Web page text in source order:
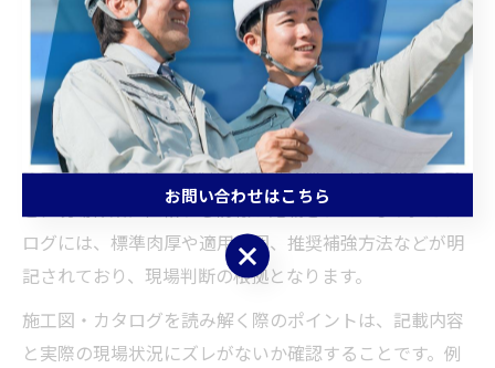
施工図・カタログから読み取る薄肉ダクト工事指針
薄肉ダクト工事を成功させるためには、施工図やメーカ
ーのカタログから正確な仕様・工法を読み取る力が必要
です。施工図では、肉厚や部材接合部、吊り材の配置な
ど、現場作業に直結する情報が記載されています。カタ
ログには、標準肉厚や適用範囲、推奨補強方法などが明
記されており、現場判断の根拠となります。
施工図・カタログを読み解く際のポイントは、記載内容
と実際の現場状況にズレがないか確認することです。例
お問い合わせはこちら
お問い合わせはこちら